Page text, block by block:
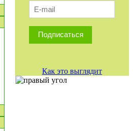
Подписаться
Как это выглядит